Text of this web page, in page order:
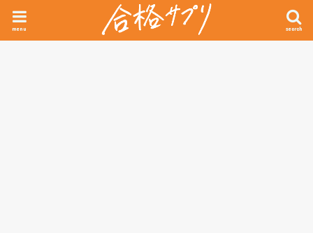
search
menu